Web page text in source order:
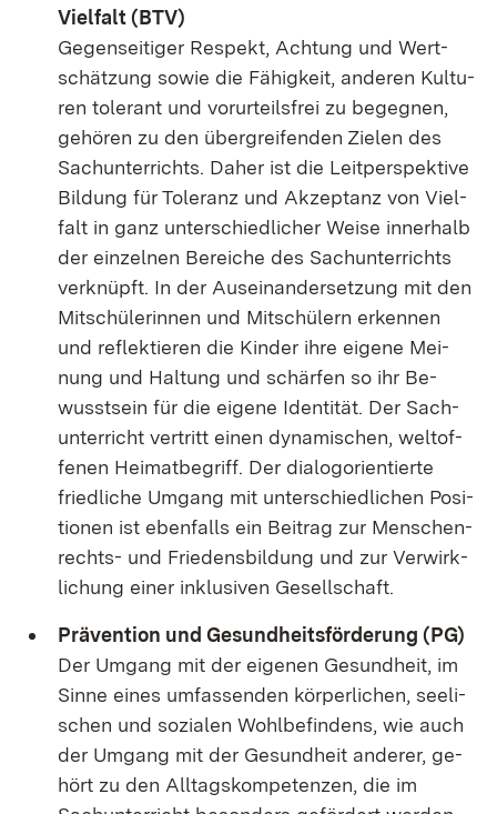
Viel­falt (BTV)
Ge­gen­sei­ti­ger Re­spekt, Ach­tung und Wert­
schät­zung so­wie die Fä­hig­keit, an­de­ren Kul­tu­
ren to­le­rant und vor­ur­teils­frei zu be­geg­nen,
ge­hö­ren zu den über­grei­fen­den Zie­len des
Sach­un­ter­richts. Da­her ist die Leit­per­spek­ti­ve
Bil­dung für To­le­ranz und Ak­zep­tanz von Viel­
falt in ganz un­ter­schied­li­cher Wei­se in­ner­halb
der ein­zel­nen Be­rei­che des Sach­un­ter­richts
ver­knüpft. In der Aus­ein­an­der­set­zung mit den
Mit­schü­le­rin­nen und Mit­schü­lern er­ken­nen
und re­flek­tie­ren die Kin­der ih­re ei­ge­ne Mei­
nung und Hal­tung und schär­fen so ihr Be­
wusst­sein für die ei­ge­ne Iden­ti­tät. Der Sach­
un­ter­richt ver­tritt ei­nen dy­na­mi­schen, welt­of­
fe­nen Hei­mat­be­griff. Der dia­lo­gori­en­tier­te
fried­li­che Um­gang mit un­ter­schied­li­chen Po­si­
tio­nen ist eben­falls ein Bei­trag zur Men­schen­
rechts- und Frie­dens­bil­dung und zur Ver­wirk­
li­chung ei­ner in­klu­si­ven Ge­sell­schaft.
Prä­ven­ti­on und Ge­sund­heits­för­de­rung (PG)
Der Um­gang mit der ei­ge­nen Ge­sund­heit, im
Sin­ne ei­nes um­fas­sen­den kör­per­li­chen, see­li­
schen und so­zia­len Wohl­be­fin­dens, wie auch
der Um­gang mit der Ge­sund­heit an­de­rer, ge­
hört zu den All­tags­kom­pe­ten­zen, die im